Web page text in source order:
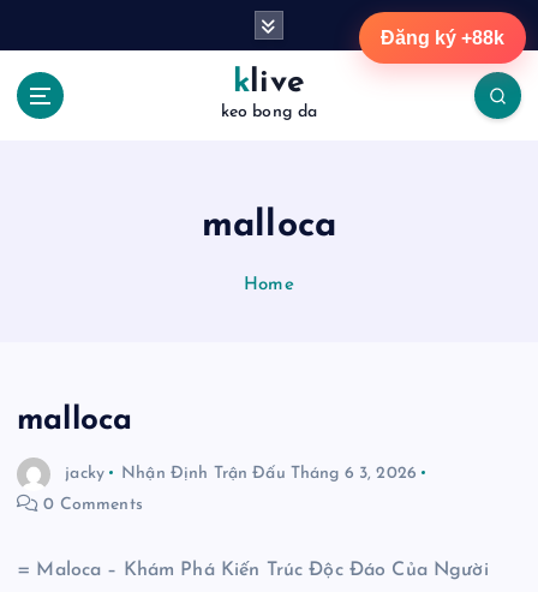
klive
keo bong da
malloca
Home
malloca
jacky Nhận Định Trận Đấu Tháng 6 3, 2026
0 Comments
= Maloca – Khám Phá Kiến Trúc Độc Đáo Của Người
Đăng ký +88k